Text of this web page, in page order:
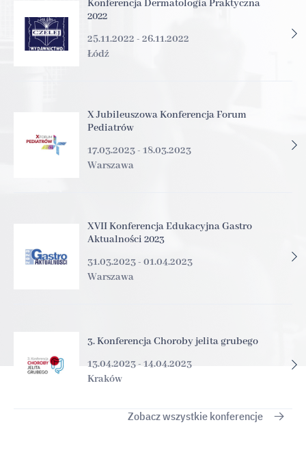
Konferencja Dermatologia Praktyczna
2022
25.11.2022 - 26.11.2022
Łódź
X Jubileuszowa Konferencja Forum
Pediatrów
17.03.2023 - 18.03.2023
Warszawa
XVII Konferencja Edukacyjna Gastro
Aktualności 2023
31.03.2023 - 01.04.2023
Warszawa
3. Konferencja Choroby jelita grubego
13.04.2023 - 14.04.2023
Kraków
Zobacz wszystkie konferencje